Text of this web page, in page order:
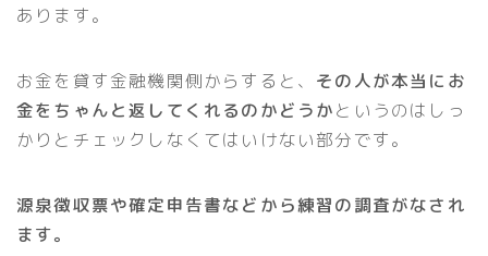
あります。
お金を貸す金融機関側からすると、 その人が本当にお
金をちゃんと返してくれるのかどうかというのはしっ
かりとチェックしなくてはいけない部分です。
源泉徴収票や確定申告書などから練習の調査がなされ
ます。